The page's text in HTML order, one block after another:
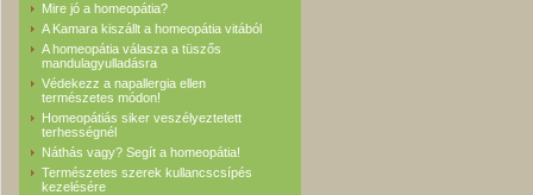
Mire jó a homeopátia?
A Kamara kiszállt a homeopátia vitából
A homeopátia válasza a tüszős
mandulagyulladásra
Védekezz a napallergia ellen
természetes módon!
Homeopátiás siker veszélyeztetett
terhességnél
Náthás vagy? Segít a homeopátia!
Természetes szerek kullancscsípés
kezelésére